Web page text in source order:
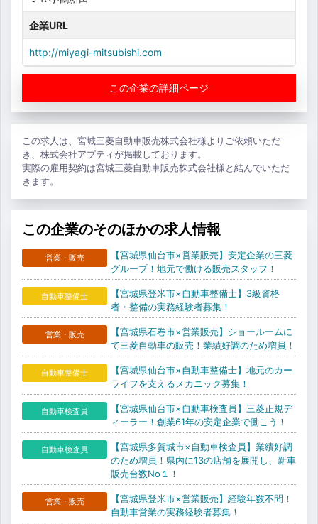
企業URL
http://miyagi-mitsubishi.com
この企業の詳細ページ
この求人は、宮城三菱自動車販売株式会社様よりご依頼いただ
き、株式会社アプティが掲載しております。
実際の雇用契約は宮城三菱自動車販売株式会社様と結んでいただ
きます。
この企業のそのほかの求人情報
営業・販売
【宮城県仙台市×営業販売】安定企業の三菱
グループ！地元で働ける販売スタッフ！
自動車整備士
【宮城県登米市×自動車整備士】3級資格
者・整備の実務経験者募集！
営業・販売
【宮城県石巻市×営業販売】ショールームに
て三菱自動車の販売！業績好調のため増員！
自動車整備士
【宮城県仙台市×自動車整備士】地元のカー
ライフを支えるメカニック募集！
自動車検査員
【宮城県仙台市×自動車検査員】三菱正規デ
ィーラー！創業61年の安定企業で働こう！
自動車検査員
【宮城県多賀城市×自動車検査員】業績好調
のため増員！県内に13の店舗を展開し、新車
販売台数No１！
営業・販売
【宮城県登米市×営業販売】経験年数不問！
自動車営業の実務経験者募集！